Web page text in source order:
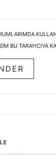
BU TARAYICIYA